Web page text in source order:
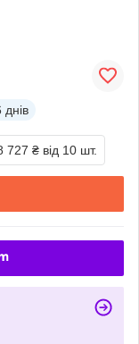
днів
727 ₴ від 10 шт.